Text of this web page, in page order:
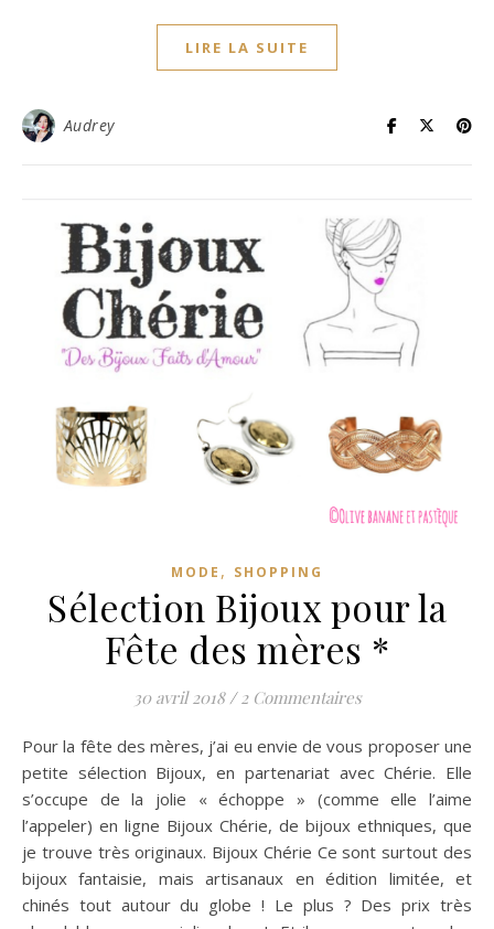
LIRE LA SUITE
Audrey
MODE , SHOPPING
Sélection Bijoux pour la
Fête des mères *
30 avril 2018 / 2 Commentaires
Pour la fête des mères, j’ai eu envie de vous proposer une
petite sélection Bijoux, en partenariat avec Chérie. Elle
s’occupe de la jolie « échoppe » (comme elle l’aime
l’appeler) en ligne Bijoux Chérie, de bijoux ethniques, que
je trouve très originaux. Bijoux Chérie Ce sont surtout des
bijoux fantaisie, mais artisanaux en édition limitée, et
chinés tout autour du globe ! Le plus ? Des prix très